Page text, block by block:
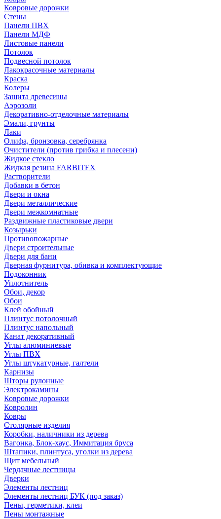
Ковровые дорожки
Стены
Панели ПВХ
Панели МДФ
Листовые панели
Потолок
Подвесной потолок
Лакокрасочные материалы
Краска
Колеры
Защита древесины
Аэрозоли
Декоративно-отделочные материалы
Эмали, грунты
Лаки
Олифа, бронзовка, серебрянка
Очистители (против грибка и плесени)
Жидкое стекло
Жидкая резина FARBITEX
Растворители
Добавки в бетон
Двери и окна
Двери металлические
Двери межкомнатные
Раздвижные пластиковые двери
Козырьки
Противопожарные
Двери строительные
Двери для бани
Дверная фурнитура, обивка и комплектующие
Подоконник
Уплотнитель
Обои, декор
Обои
Клей обойный
Плинтус потолочный
Плинтус напольный
Канат декоративный
Углы алюминиевые
Углы ПВХ
Углы штукатурные, галтели
Карнизы
Шторы рулонные
Электрокамины
Ковровые дорожки
Ковролин
Ковры
Столярные изделия
Коробки, наличники из дерева
Вагонка, Блок-хаус, Иммитация бруса
Штапики, плинтуса, уголки из дерева
Щит мебельный
Чердачные лестницы
Дверки
Элементы лестниц
Элементы лестниц БУК (под заказ)
Пены, герметики, клеи
Пены монтажные